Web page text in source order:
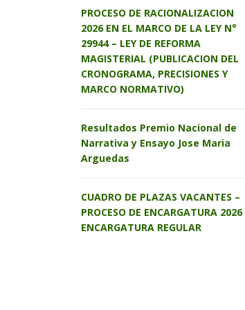
PROCESO DE RACIONALIZACION
2026 EN EL MARCO DE LA LEY N°
29944 – LEY DE REFORMA
MAGISTERIAL (PUBLICACION DEL
CRONOGRAMA, PRECISIONES Y
MARCO NORMATIVO)
Resultados Premio Nacional de
Narrativa y Ensayo Jose Maria
Arguedas
CUADRO DE PLAZAS VACANTES –
PROCESO DE ENCARGATURA
ENCARGATURA REGULAR